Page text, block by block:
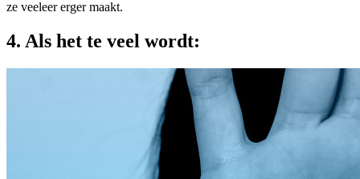
ze veeleer erger maakt.
4. Als het te veel wordt: